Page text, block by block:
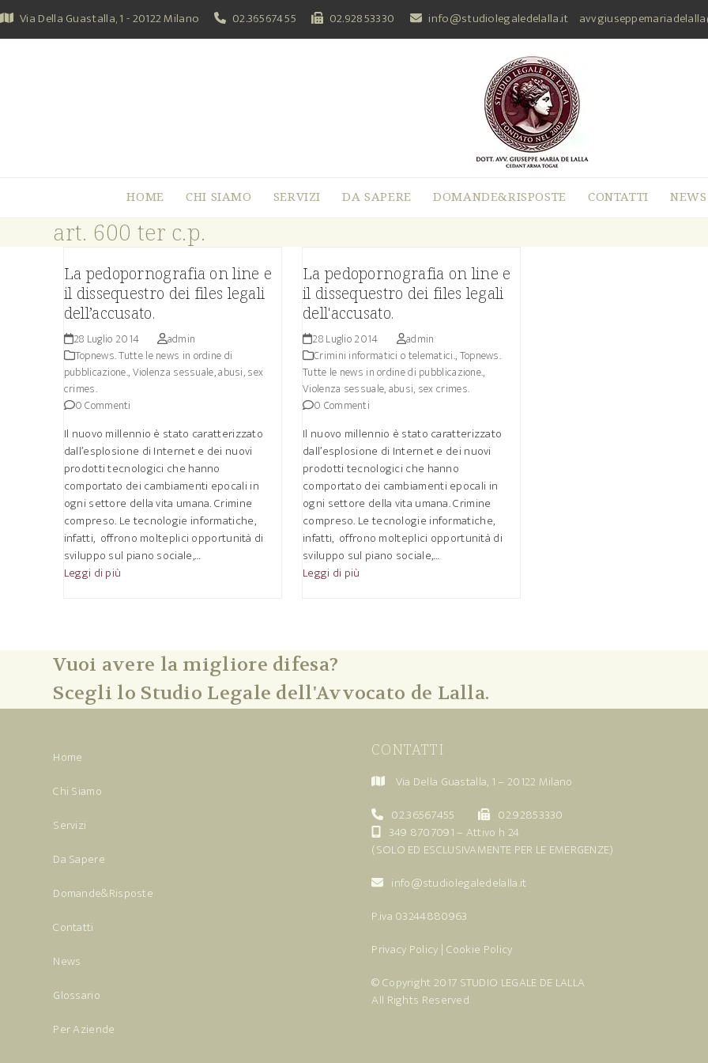
Skip
to
content
Via Della Guastalla, 1 - 20122 Milano 02.36567455 02.92853330 info@studiolegaledelalla.it
HOME CHI SIAMO SERVIZI DA SAPERE DOMANDE&RISPOSTE CONTATTI NEWS
art. 600 ter c.p.
La pedopornografia on line e
il dissequestro dei files legali
dell’accusato.
28 Luglio 2014
admin
Topnews. Tutte le news in ordine di
pubblicazione.,Violenza sessuale, abusi, sex
crimes.
0 Commenti
Il nuovo millennio è stato caratterizzato
dall’esplosione di Internet e dei nuovi
prodotti tecnologici che hanno
comportato dei cambiamenti epocali in
ogni settore della vita umana. Crimine
compreso. Le tecnologie informatiche,
infatti, offrono molteplici opportunità di
sviluppo sul piano sociale,…
Leggi di più
La pedopornografia on line e
il dissequestro dei files legali
dell'accusato.
28 Luglio 2014
admin
Crimini informatici o telematici.,Topnews.
Tutte le news in ordine di pubblicazione.,
Violenza sessuale, abusi, sex crimes.
0 Commenti
Il nuovo millennio è stato caratterizzato
dall’esplosione di Internet e dei nuovi
prodotti tecnologici che hanno
comportato dei cambiamenti epocali in
ogni settore della vita umana. Crimine
compreso. Le tecnologie informatiche,
infatti, offrono molteplici opportunità di
sviluppo sul piano sociale,…
Leggi di più
Vuoi avere la migliore difesa?
Scegli lo Studio Legale dell'Avvocato de Lalla.
Home
Chi Siamo
Servizi
Da Sapere
Domande&Risposte
Contatti
News
Glossario
Per Aziende
CONTATTI
Via Della Guastalla, 1 – 20122 Milano
02.36567455
02.92853330
349 8707091 – Attivo h 24
(SOLO ED ESCLUSIVAMENTE PER LE EMERGENZE)
info@studiolegaledelalla.it
P.iva 03244880963
Privacy Policy | Cookie Policy
© Copyright 2017 STUDIO LEGALE DE LALLA
All Rights Reserved